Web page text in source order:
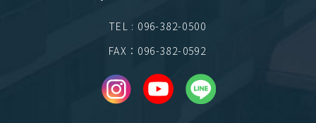
TEL : 096-382-0500
FAX：096-382-0592